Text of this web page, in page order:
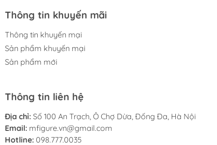
Thông tin khuyến mãi
Thông tin khuyến mại
Sản phẩm khuyến mại
Sản phẩm mới
Thông tin liên hệ
Địa chỉ: Số 100 An Trạch, Ô Chợ Dừa, Đống Đa, Hà Nội
Email: mfigure.vn@gmail.com
Hotline: 098.777.0035